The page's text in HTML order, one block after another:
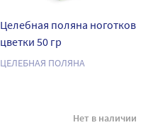
Целебная поляна ноготков
цветки 50 гр
ЦЕЛЕБНАЯ ПОЛЯНА
Нет в наличии